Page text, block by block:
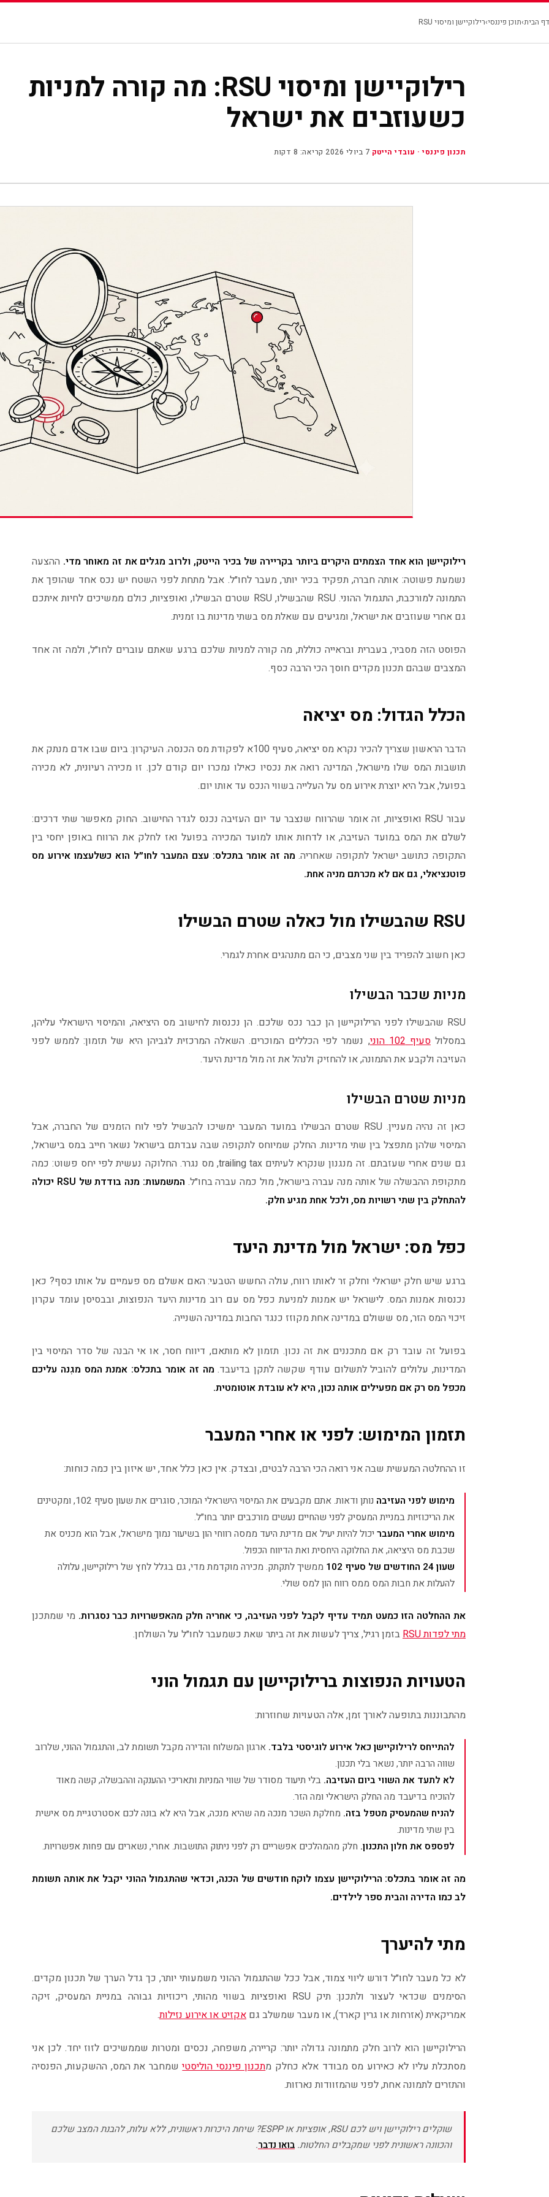
דבורה כהן|תכנון פיננסי דף הבית›תוכן פיננסי›רילוקיישן ומיסוי RSU
רילוקיישן ומיסוי RSU: מה קורה למניות
כשעוזבים את ישראל
תכנון פיננסי · עובדי הייטק·7 ביולי 2026 ·קריאה: 8 דקות
רילוקיישן הוא אחד הצמתים היקרים ביותר בקריירה של בכיר הייטק, ולרוב מגלים את זה מאוחר מדי. ההצעה
נשמעת פשוטה: אותה חברה, תפקיד בכיר יותר, מעבר לחו״ל. אבל מתחת לפני השטח יש נכס אחד שהופך את
התמונה למורכבת, התגמול ההוני. RSU שהבשילו, RSU שטרם הבשילו, ואופציות, כולם ממשיכים לחיות איתכם
גם אחרי שעוזבים את ישראל, ומגיעים עם שאלת מס בשתי מדינות בו זמנית.
הפוסט הזה מסביר, בעברית ובראייה כוללת, מה קורה למניות שלכם ברגע שאתם עוברים לחו״ל, ולמה זה אחד
המצבים שבהם תכנון מקדים חוסך הכי הרבה כסף.
הכלל הגדול: מס יציאה
הדבר הראשון שצריך להכיר נקרא מס יציאה, סעיף 100א לפקודת מס הכנסה. העיקרון: ביום שבו אדם מנתק את
תושבות המס שלו מישראל, המדינה רואה את נכסיו כאילו נמכרו יום קודם לכן. זו מכירה רעיונית, לא מכירה
בפועל, אבל היא יוצרת אירוע מס על העלייה בשווי הנכס עד אותו יום.
עבור RSU ואופציות, זה אומר שהרווח שנצבר עד יום העזיבה נכנס לגדר החישוב. החוק מאפשר שתי דרכים:
לשלם את המס במועד העזיבה, או לדחות אותו למועד המכירה בפועל ואז לחלק את הרווח באופן יחסי בין
התקופה כתושב ישראל לתקופה שאחריה. מה זה אומר בתכלס: עצם המעבר לחו״ל הוא כשלעצמו אירוע מס
פוטנציאלי, גם אם לא מכרתם מניה אחת.
RSU שהבשילו מול כאלה שטרם הבשילו
כאן חשוב להפריד בין שני מצבים, כי הם מתנהגים אחרת לגמרי.
מניות שכבר הבשילו
RSU שהבשילו לפני הרילוקיישן הן כבר נכס שלכם. הן נכנסות לחישוב מס היציאה, והמיסוי הישראלי עליהן,
במסלולסעיף 102 הוני
, נשמר לפי הכללים המוכרים. השאלה המרכזית לגביהן היא של תזמון: לממש לפני
העזיבה ולקבע את התמונה, או להחזיק ולנהל את זה מול מדינת היעד.
מניות שטרם הבשילו
כאן זה נהיה מעניין. RSU שטרם הבשילו במועד המעבר ימשיכו להבשיל לפי לוח הזמנים של החברה, אבל
המיסוי שלהן מתפצל בין שתי מדינות. החלק שמיוחס לתקופה שבה עבדתם בישראל נשאר חייב במס בישראל,
גם שנים אחרי שעזבתם. זה מנגנון שנקרא לעיתים trailing tax, מס נגרר. החלוקה נעשית לפי יחס פשוט: כמה
מתקופת ההבשלה של אותה מנה עברה בישראל, מול כמה עברה בחו״ל.
המשמעות: מנה בודדת של RSU יכולה
להתחלק בין שתי רשויות מס, ולכל אחת מגיע חלק.
כפל מס: ישראל מול מדינת היעד
ברגע שיש חלק ישראלי וחלק זר לאותו רווח, עולה החשש הטבעי: האם אשלם מס פעמיים על אותו כסף? כאן
נכנסות אמנות המס. לישראל יש אמנות למניעת כפל מס עם רוב מדינות היעד הנפוצות, ובבסיסן עומד עקרון
זיכוי המס הזר, מס ששולם במדינה אחת מקוזז כנגד החבות במדינה השנייה.
בפועל זה עובד רק אם מתכננים את זה נכון. תזמון לא מותאם, דיווח חסר, או אי הבנה של סדר המיסוי בין
המדינות, עלולים להוביל לתשלום עודף שקשה לתקן בדיעבד. מה זה אומר בתכלס: אמנת המס מגִנה עליכם
מכפל מס רק אם מפעילים אותה נכון, היא לא עובדת אוטומטית.
תזמון המימוש: לפני או אחרי המעבר
זו ההחלטה המעשית שבה אני רואה הכי הרבה לבטים, ובצדק. אין כאן כלל אחד, יש איזון בין כמה כוחות:
מימוש לפני העזיבה
נותן ודאות. אתם מקבעים את המיסוי הישראלי המוכר, סוגרים את שעון סעיף 102, ומקטינים
את הריכוזיות במניית המעסיק לפני שהחיים נעשים מורכבים יותר בחו״ל.
מימוש אחרי המעבר יכול להיות יעיל אם מדינת היעד ממסה רווחי הון בשיעור נמוך מישראל, אבל הוא מכניס את
שכבת מס היציאה, את החלוקה היחסית ואת הדיווח הכפול.
שעון 24 החודשים של סעיף 102
ממשיך לתקתק. מכירה מוקדמת מדי, גם בגלל לחץ של רילוקיישן, עלולה
להעלות את חבות המס ממס רווח הון למס שולי.
את ההחלטה הזו כמעט תמיד עדיף לקבל לפני העזיבה, כי אחריה חלק מהאפשרויות כבר נסגרות. מי שמתכנן
מתי לפדות RSU
בזמן רגיל, צריך לעשות את זה ביתר שאת כשמעבר לחו״ל על השולחן.
הטעויות הנפוצות ברילוקיישן עם תגמול הוני
מהתבוננות בתופעה לאורך זמן, אלה הטעויות שחוזרות:
להתייחס לרילוקיישן כאל אירוע לוגיסטי בלבד. ארגון המשלוח והדירה מקבל תשומת לב, והתגמול ההוני, שלרוב
שווה הרבה יותר, נשאר בלי תכנון.
לא לתעד את השווי ביום העזיבה. בלי תיעוד מסודר של שווי המניות ותאריכי ההענקה וההבשלה, קשה מאוד
להוכיח בדיעבד מה החלק הישראלי ומה הזר.
להניח שהמעסיק מטפל בזה. מחלקת השכר מנכה מה שהיא מנכה, אבל היא לא בונה לכם אסטרטגיית מס אישית
בין שתי מדינות.
לפספס את חלון התכנון. חלק מהמהלכים אפשריים רק לפני ניתוק התושבות. אחרי, נשארים עם פחות אפשרויות.
מה זה אומר בתכלס: הרילוקיישן עצמו לוקח חודשים של הכנה, וכדאי שהתגמול ההוני יקבל את אותה תשומת
לב כמו הדירה והבית ספר לילדים.
מתי להיערך
לא כל מעבר לחו״ל דורש ליווי צמוד, אבל ככל שהתגמול ההוני משמעותי יותר, כך גדל הערך של תכנון מקדים.
הסימנים שכדאי לעצור ולתכנן: תיק RSU ואופציות בשווי מהותי, ריכוזיות גבוהה במניית המעסיק, זיקה
אמריקאית (אזרחות או גרין קארד), או מעבר שמשלב גם אקזיט או אירוע נזילות.
הרילוקיישן הוא לרוב חלק מתמונה גדולה יותר: קריירה, משפחה, נכסים ומטרות שממשיכים לזוז יחד. לכן אני
מסתכלת עליו לא כאירוע מס מבודד אלא כחלק מתכנון פיננסי הוליסטישמחבר את המס, ההשקעות, הפנסיה
והתזרים לתמונה אחת, לפני שהמזוודות נארזות.
שוקלים רילוקיישן ויש לכם RSU, אופציות או ESPP? שיחת היכרות ראשונית, ללא עלות, להבנת המצב שלכם
והכוונה ראשונית לפני שמקבלים החלטות. בואו נדבר.